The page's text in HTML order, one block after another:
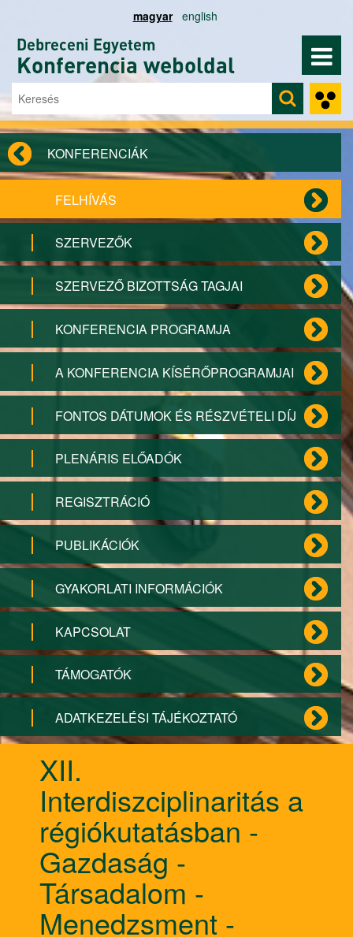
magyar english
Debreceni Egyetem
Konferencia weboldal
Keresés űrlap
Keresés
KONFERENCIÁK
FELHÍVÁS
SZERVEZŐK
SZERVEZŐ BIZOTTSÁG TAGJAI
KONFERENCIA PROGRAMJA
A KONFERENCIA KÍSÉRŐPROGRAMJAI
FONTOS DÁTUMOK ÉS RÉSZVÉTELI DÍJ
PLENÁRIS ELŐADÓK
REGISZTRÁCIÓ
PUBLIKÁCIÓK
GYAKORLATI INFORMÁCIÓK
KAPCSOLAT
TÁMOGATÓK
ADATKEZELÉSI TÁJÉKOZTATÓ
XII.
Interdiszciplinaritás a
régiókutatásban -
Gazdaság -
Társadalom -
Menedzsment -